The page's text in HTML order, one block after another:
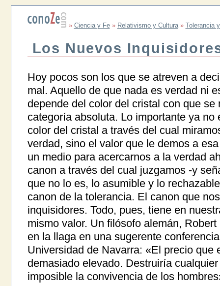
» Ciencia y Fe» Relativismo y Cultura» Tolerancia
Los Nuevos
Hoy pocos son los que se atreven a
mal. Aquello de que nada es verdad ni
depende del color del cristal con que
categoría absoluta. Lo importante ya no
color del cristal a través del cual
verdad, sino el valor que le demos a
un medio para acercarnos a la verdad
canon a través del cual juzgamos -y
que no lo es, lo asumible y lo
canon de la tolerancia. El canon que
inquisidores. Todo, pues, tiene en
mismo valor. Un filósofo alemán,
en la llaga en una sugerente
Universidad de Navarra: «El precio que
demasiado elevado. Destruiría
imposible la convivencia de los